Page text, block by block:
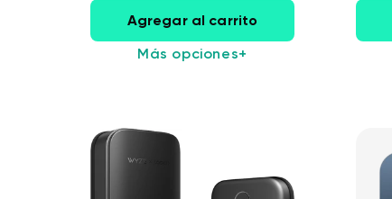
Agregar al carrito
Más opciones+